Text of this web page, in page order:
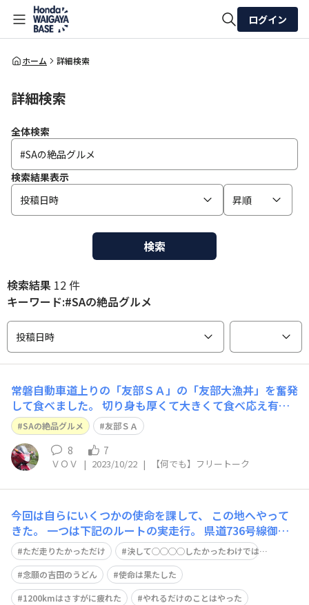
全体検索
ログイン
ホーム 詳細検索
詳細検索
全体検索
検索結果表示
投稿日時
昇順
検索
検索結果 12 件
キーワード:#SAの絶品グルメ
投稿日時
常磐自動車道上りの「友部ＳＡ」の「友部大漁丼」を奮発
して食べました。 切り身も厚くて大きくて食べ応え有り
ました。 おいしかったです。 名物かどうかは解りません
が紹介します。
SAの絶品グルメ 友部ＳＡ
8 7
ＶＯＶ | 2023/10/22 | 【何でも】フリートーク
今回は自らにいくつかの使命を課して、 この地へやって
きた。 一つは下記のルートの実走行。 県道736号線御殿
場箱根線を通り、 県道401号線御殿場箱根線をかすめた
ら、 箱根スカイライン、 芦ノ湖スカイラインを抜け、 １
号線を跨ぎ20号線を通って、 アネスト岩田ターンパイク
箱根を 一部70号線椿ラ
ただ走りたかっただけ
決して◯◯◯◯したかったわけでは…
念願の吉田のうどん
使命は果たした
1200kmはさすがに疲れた
やれるだけのことはやった